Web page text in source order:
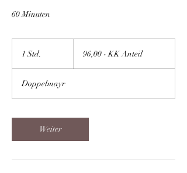
60 Minuten
1 Std.
d
96,00 - KK Anteil
Doppelmayr
Weiter